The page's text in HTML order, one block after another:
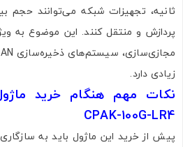
ثانیه، تجهیزات شبکه می‌توانند حجم
پردازش و منتقل کنند. این موضوع به
زیادی دارد.
نکات مهم هنگام خرید
CPAK-100G-LR4
پیش از خرید این ماژول باید به
تصاویر رسمی